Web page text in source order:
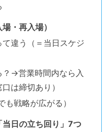
・再入場）
違う（＝当日スケジ
→営業時間内なら入
は締切あり）
も戦略が広がる）
日の立ち回り」7つ